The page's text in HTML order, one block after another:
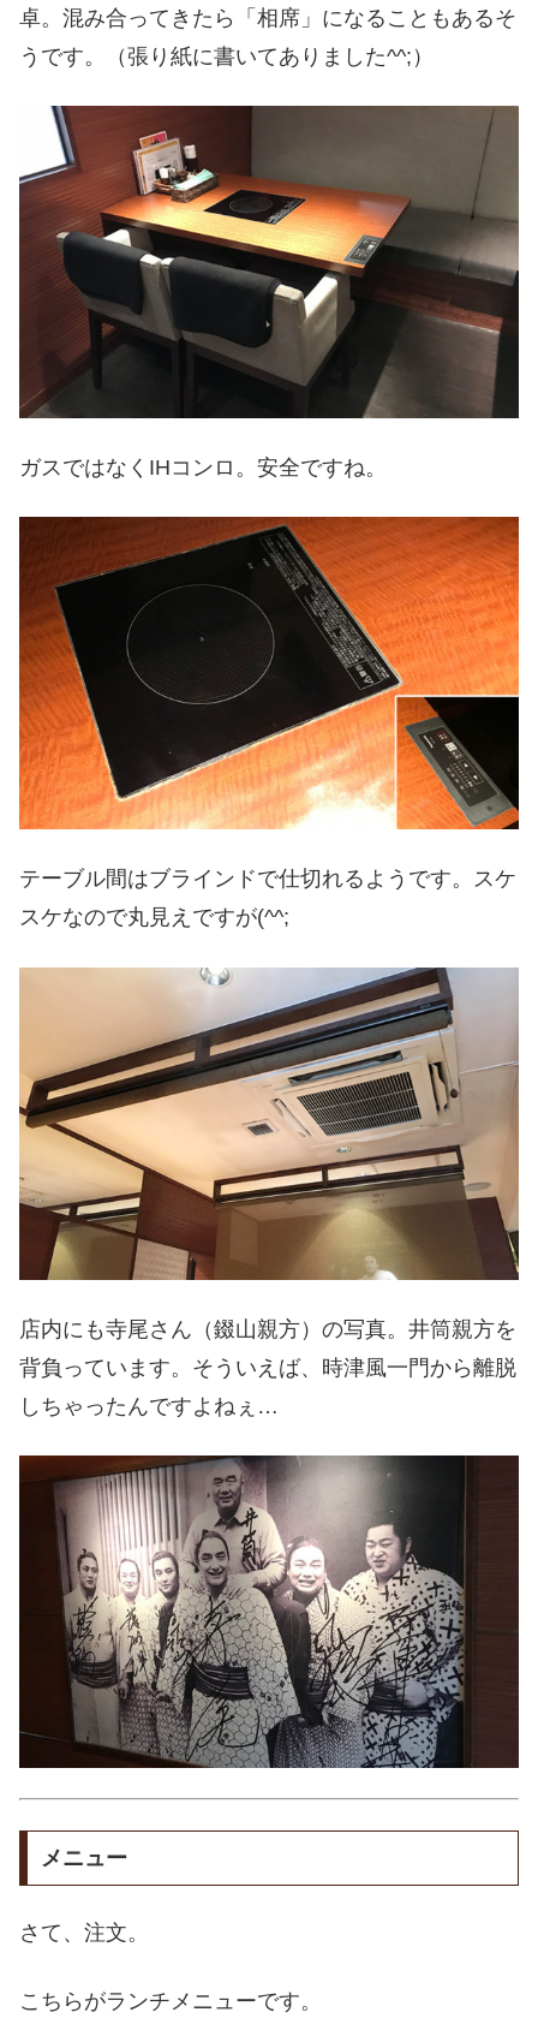
卓。混み合ってきたら「相席」になることもあるそ
うです。（張り紙に書いてありました^^;）
ガスではなくIHコンロ。安全ですね。
テーブル間はブラインドで仕切れるようです。スケ
スケなので丸見えですが(^^;
店内にも寺尾さん（錣山親方）の写真。井筒親方を
背負っています。そういえば、時津風一門から離脱
しちゃったんですよねぇ…
メニュー
さて、注文。
こちらがランチメニューです。